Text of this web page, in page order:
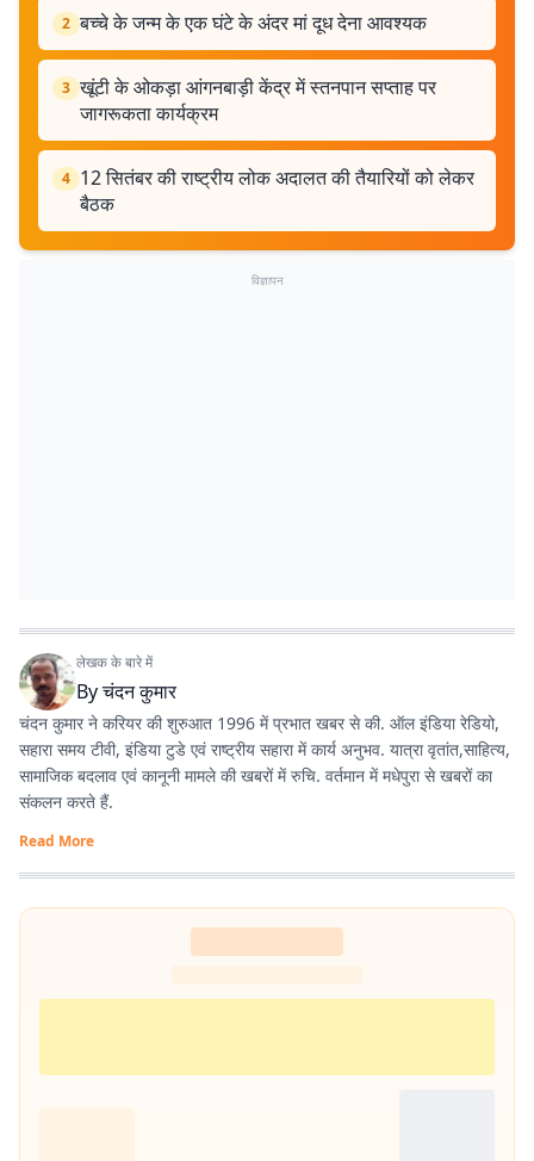
2 बच्चे के जन्म के एक घंटे के अंदर मां दूध देना आवश्यक
3 खूंटी के ओकड़ा आंगनबाड़ी केंद्र में स्तनपान सप्ताह पर
जागरूकता कार्यक्रम
4 12 सितंबर की राष्ट्रीय लोक अदालत की तैयारियों को लेकर
बैठक
विज्ञापन
लेखक के बारे में
Byचंदन कुमार
चंदन कुमार ने करियर की शुरुआत 1996 में प्रभात खबर से की. ऑल इंडिया रेडियो,
सहारा समय टीवी, इंडिया टुडे एवं राष्ट्रीय सहारा में कार्य अनुभव. यात्रा वृतांत,साहित्य,
सामाजिक बदलाव एवं कानूनी मामले की खबरों में रुचि. वर्तमान में मधेपुरा से खबरों का
संकलन करते हैं.
Read More